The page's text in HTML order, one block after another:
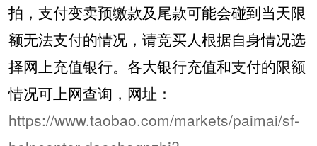
拍，支付变卖预缴款及尾款可能会碰到当天限
额无法支付的情况，请竞买人根据自身情况选
择网上充值银行。各大银行充值和支付的限额
情况可上网查询，网址：
https://www.taobao.com/markets/paimai/sf-